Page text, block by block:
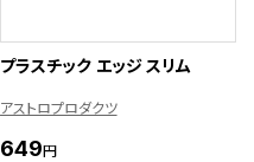
プラスチック エッジ スリム
アストロプロダクツ
649円